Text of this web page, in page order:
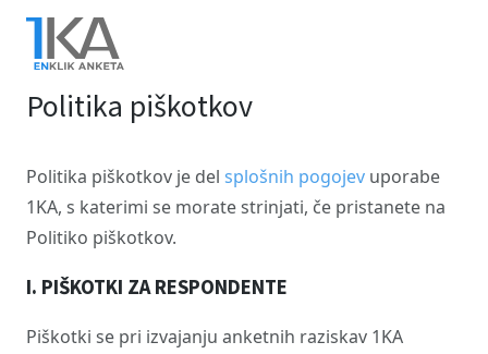
Skip
main
content
Politika piškotkov
Politika piškotkov je del splošnih pogojev uporabe
1KA, s katerimi se morate strinjati, če pristanete na
Politiko piškotkov.
I. PIŠKOTKI ZA RESPONDENTE
Piškotki se pri izvajanju anketnih raziskav 1KA